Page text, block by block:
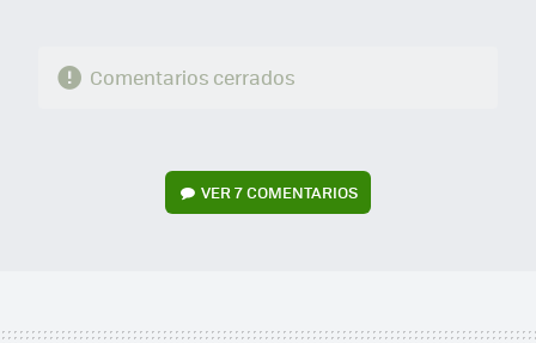
Comentarios cerrados
VER7 COMENTARIOS